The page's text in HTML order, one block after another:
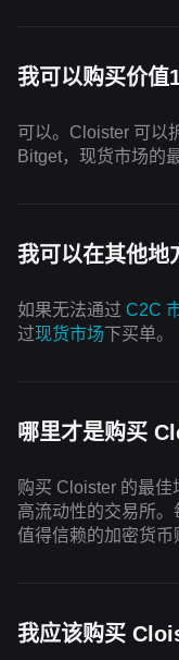
我可以购买价值
可以。Cloister 可以
Bitget，现货市场的
我可以在其他地
如果无法通过 C2C
过现货市场下买单。
哪里才是购买
购买 Cloister 的最佳
高流动性的交易所
值得信赖的加密货币
我应该购买